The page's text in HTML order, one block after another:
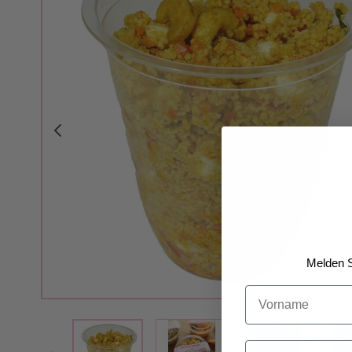
View larger imageView larger imageView larger
Melden
Vorname
Email